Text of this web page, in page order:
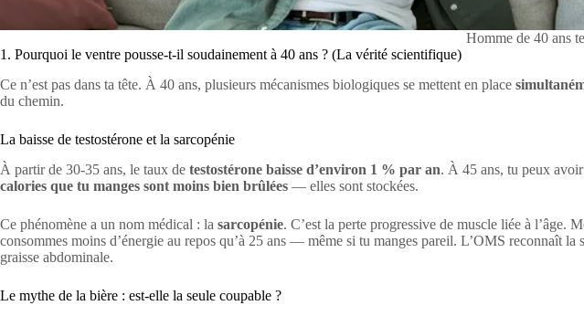
Homme de 40 ans
1. Pourquoi le ventre pousse-t-il soudainement à 40 ans ? (La vérité scientifique)
Ce n’est pas dans ta tête. À 40 ans, plusieurs mécanismes biologiques se mettent en place
du chemin.
La baisse de testostérone et la sarcopénie
À partir de 30-35 ans, le taux de testostérone baisse d’environ 1 % par an. À 45 ans, tu peux
calories que tu manges sont moins bien brûlées — elles sont stockées.
Ce phénomène a un nom médical : la sarcopénie. C’est la perte progressive de muscle liée à l’âge.
consommes moins d’énergie au repos qu’à 25 ans — même si tu manges pareil. L’OMS reconnaît
graisse abdominale.
Le mythe de la bière : est-elle la seule coupable ?